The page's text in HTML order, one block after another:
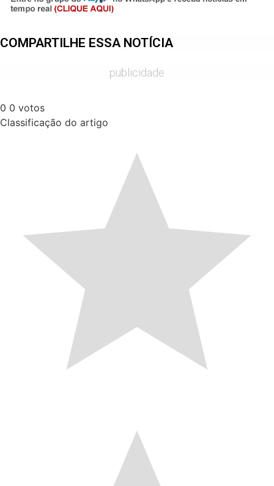
COMPARTILHE ESSA NOTÍCIA
publicidade
0 0 votos
Classificação do artigo